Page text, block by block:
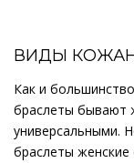
ВИДЫ
Как и
браслеты бывают
универсальными.
браслеты женские